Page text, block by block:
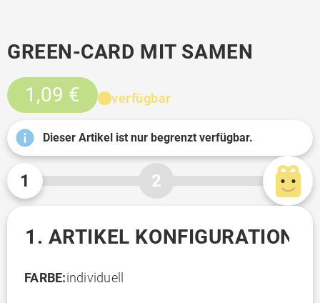
GREEN-CARD MIT SAMEN
1,09 €
verfügbar
Dieser Artikel ist nur begrenzt verfügbar.
1 2
1. ARTIKEL KONFIGURATION
FARBE:individuell